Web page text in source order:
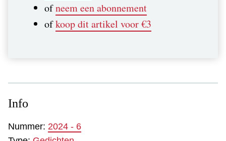
ofneem een abonnement
ofkoop dit artikel voor €3
Info
Nummer: 2024 - 6